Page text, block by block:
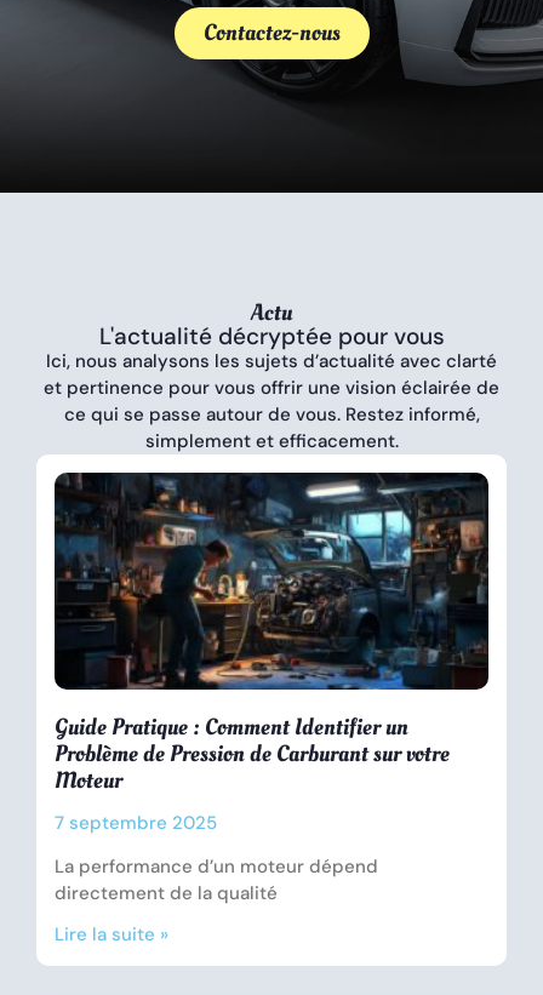
Contactez-nous
Actu
L'actualité décryptée pour vous
Ici, nous analysons les sujets d’actualité avec clarté
et pertinence pour vous offrir une vision éclairée de
ce qui se passe autour de vous. Restez informé,
simplement et efficacement.
Guide Pratique : Comment Identifier un
Problème de Pression de Carburant sur votre
Moteur
7 septembre 2025
La performance d’un moteur dépend
directement de la qualité
Lire la suite »